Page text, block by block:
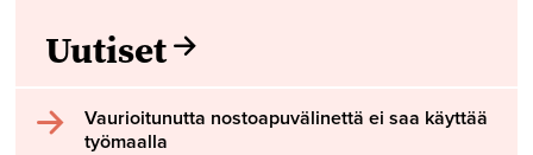
Uutiset
Vaurioitunutta nostoapuvälinettä ei saa käyttää
työmaalla